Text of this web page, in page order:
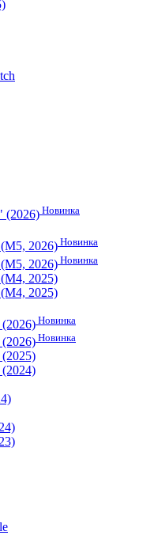
(2026) Новинка
2026)Новинка
2026)Новинка
2025)
2025)
Новинка
Новинка